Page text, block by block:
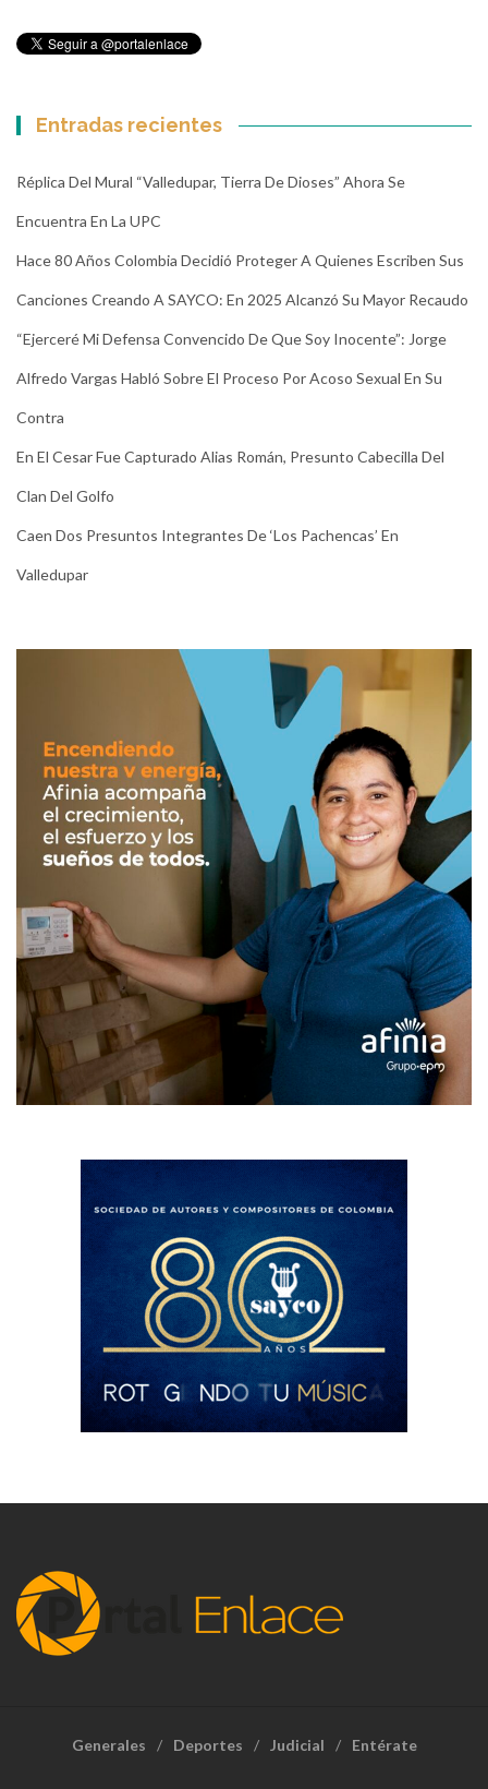
Entradas recientes
Réplica Del Mural “Valledupar, Tierra De Dioses” Ahora Se
Encuentra En La UPC
Hace 80 Años Colombia Decidió Proteger A Quienes Escriben Sus
Canciones Creando A SAYCO: En 2025 Alcanzó Su Mayor Recaudo
“Ejerceré Mi Defensa Convencido De Que Soy Inocente”: Jorge
Alfredo Vargas Habló Sobre El Proceso Por Acoso Sexual En Su
Contra
En El Cesar Fue Capturado Alias Román, Presunto Cabecilla Del
Clan Del Golfo
Caen Dos Presuntos Integrantes De ‘Los Pachencas’ En
Valledupar
Generales Deportes Judicial Entérate